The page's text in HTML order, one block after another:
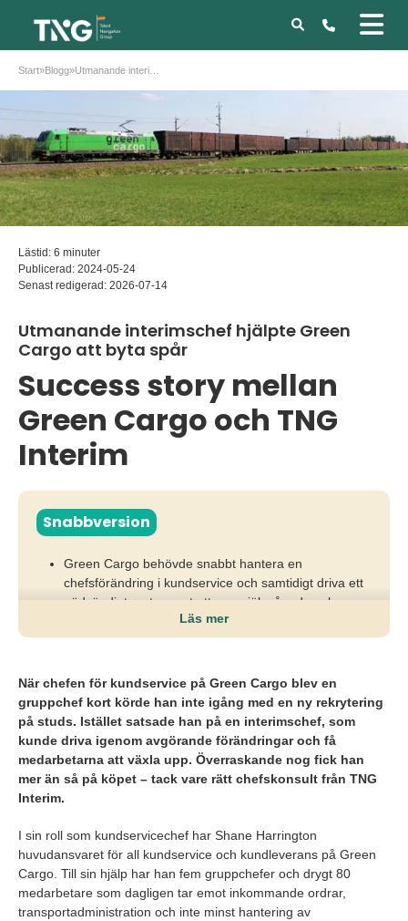
Start»Blogg»
Lästid: 6 minuter
Publicerad: 2024-05-24
Senast redigerad: 2026-07-14
Utmanande interimschef hjälpte Green
Cargo att byta spår
Success story mellan
Green Cargo och TNG
Interim
Snabbversion
Green Cargo behövde snabbt hantera en
chefsförändring i kundservice och samtidigt driva ett
nödvändigt omtag mot ett mer självgående och
utvecklingsdrivet team.
och erfaren interimschef som utmanade arbetssätt,
coachade medarbetare och fungerade som
strategiskt stöd i ledningsgruppen.
Resultatet blev ett stabilare team, höjd
kompetensnivå, starkare ansvarstagande i gruppen
och bättre förutsättningar att rekrytera nästa chef.
Läs mer
När chefen för kundservice på Green Cargo blev en
gruppchef kort körde han inte igång med en ny rekrytering
på studs. Istället satsade han på en interimschef, som
kunde driva igenom avgörande förändringar och få
medarbetarna att växla upp. Överraskande nog fick han
mer än så på köpet – tack vare rätt chefskonsult från TNG
Interim.
I sin roll som kundservicechef har Shane Harrington
huvudansvaret för all kundservice och kundleverans på Green
Cargo. Till sin hjälp har han fem gruppchefer och drygt 80
medarbetare som dagligen tar emot inkommande ordrar,
transportadministration och inte minst hantering av